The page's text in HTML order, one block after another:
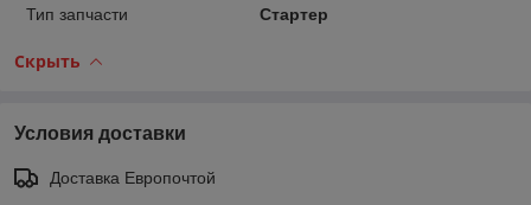
Тип запчасти
Стартер
Скрыть
Условия доставки
Доставка Европочтой